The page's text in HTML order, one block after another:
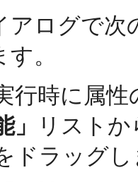
アログで次
す。
行時に属
」
リストか
ドラッグし